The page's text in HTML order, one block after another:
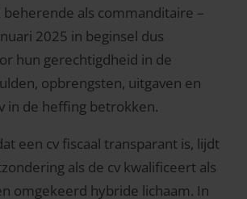
beherende als commanditaire –
2025 in beginsel dus
hun gerechtigdheid in de
opbrengsten, uitgaven en
in de heffing betrokken.
een cv fiscaal transparant is, lijdt
als de cv kwalificeert als
omgekeerd hybride lichaam. In